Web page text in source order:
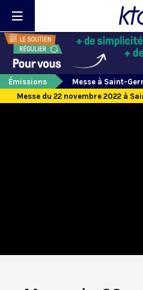
Émissions
Messe à Saint-
Messe du 22 novembre 2022 à